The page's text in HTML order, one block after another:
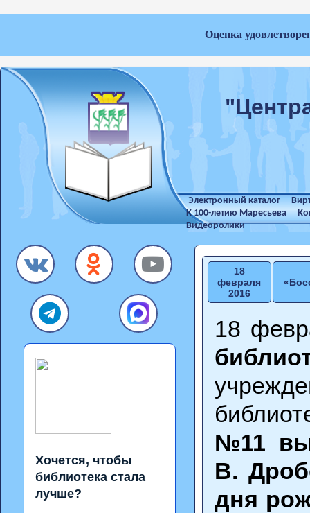
Оценка
Электронный каталог
К 100-летию Маресьева
Видеоролики
Хочется, чтобы
библиотека стала
лучше?
18
февраля
2016
18
№11
В.
дня